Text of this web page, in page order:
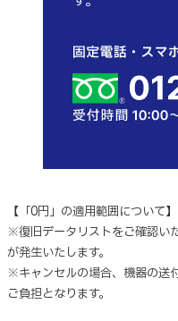
【「0円」の適用範囲について】
※復旧データリストをご確認い
が発生いたします。
※キャンセルの場合、機器の送
ご負担となります。